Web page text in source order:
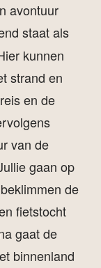
avontuur
staat als
kunnen
strand en
en de
van de
gaan op
de
fietstocht
gaat de
binnenland